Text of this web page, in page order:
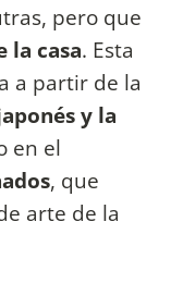
pero que
la casa. Esta
a partir de la
y la
en el
, que
arte de la